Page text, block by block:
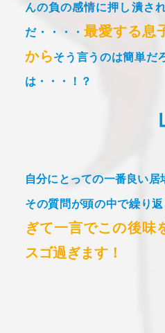
んの負の感情に押し潰さ
だ・・・・最愛する息
からそう言うのは簡単だ
は・・・！？
自分にとっての一番良い居
その質問が頭の中で繰り返
ぎて一言でこの後味
スゴ過ぎます！